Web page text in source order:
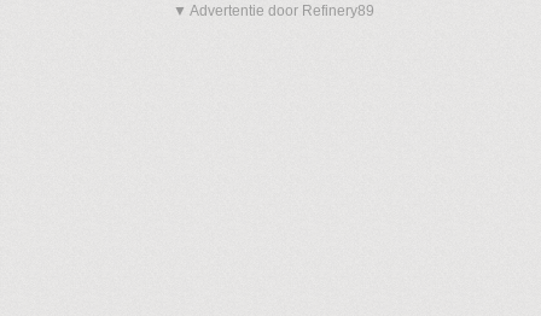
▼ Advertentie door Refinery89